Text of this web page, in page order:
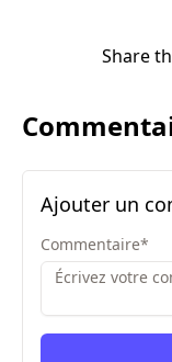
Share
Ajouter un
Commentaire*